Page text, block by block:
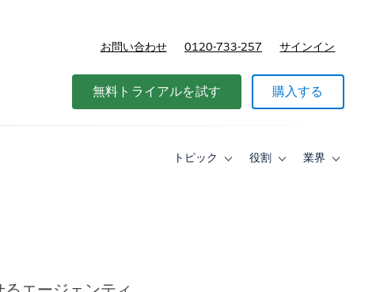
格
お問い合わせ 0120-733-257 サインイン
無料トライアルを試す 購入する
トピック
Toggle役割
Toggle業界
Toggle